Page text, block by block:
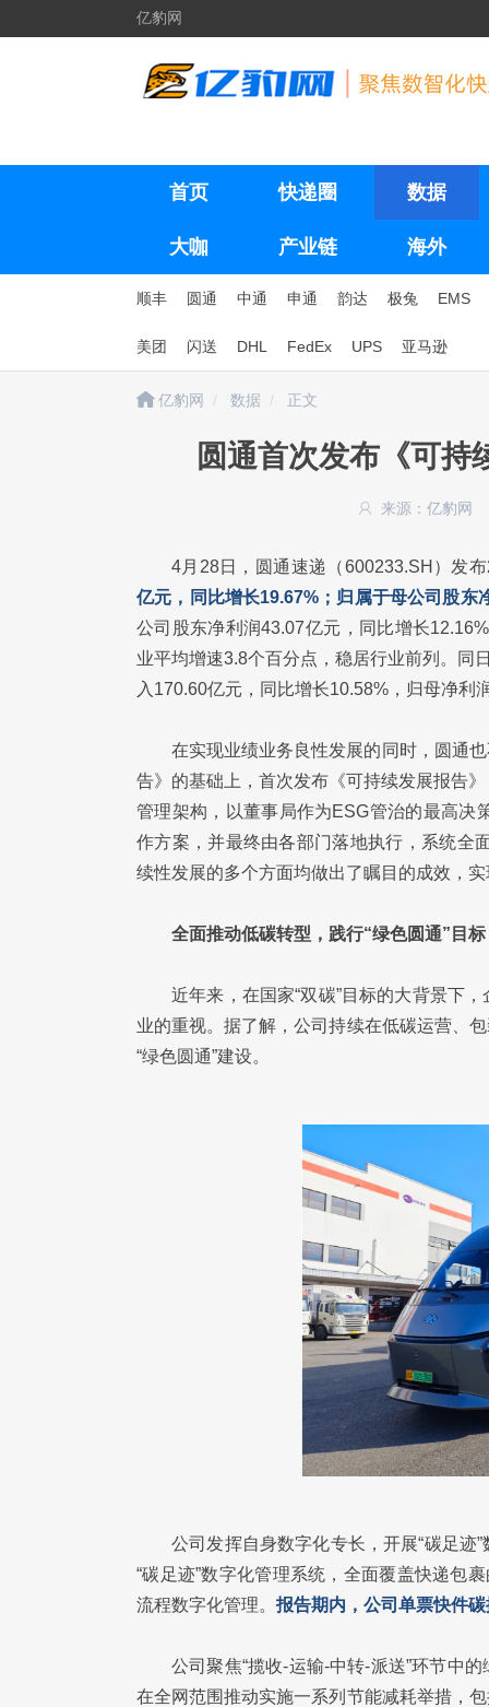
亿豹网
首页 快递圈 数据
大咖 产业链 海外
顺丰 圆通 中通 申通 韵达 极兔 EMS
美团 闪送 DHL FedEx UPS 亚马逊
亿豹网 数据 正文
圆通首次发布《可持
来源：亿豹网
4月28日，圆通速递（600233.SH）发
亿元，同比增长19.67%；归属于母公司股东
公司股东净利润43.07亿元，同比增长
业平均增速3.8个百分点，稳居行业前列。同
入170.60亿元，同比增长10.58%，归母净利
在实现业绩业务良性发展的同时，圆通
告》的基础上，首次发布《可持续发展报告
管理架构，以董事局作为ESG管治的最高决
作方案，并最终由各部门落地执行，系统全
续性发展的多个方面均做出了瞩目的成效，
全面推动低碳转型，践行“绿色圆通”目标
近年来，在国家“双碳”目标的大背景下
业的重视。据了解，公司持续在低碳运营、
“绿色圆通”建设。
公司发挥自身数字化专长，开展“碳足迹
“碳足迹”数字化管理系统，全面覆盖快递包
流程数字化管理。 报告期内，公司单票快件
公司聚焦“揽收-运输-中转-派送”环节中
在全网范围推动实施一系列节能减耗举措，